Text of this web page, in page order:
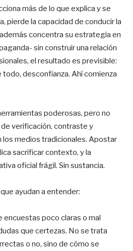
más de lo que explica y se
pierde la capacidad de conducir la
concentra su estrategia en
sin construir una relación
el resultado es previsible:
todo, desconfianza. Ahí comienza
poderosas, pero no
verificación, contraste y
medios tradicionales. Apostar
sacrificar contexto, y la
oficial frágil. Sin sustancia.
ayudan a entender:
encuestas poco claras o mal
que certezas. No se trata
o no, sino de cómo se